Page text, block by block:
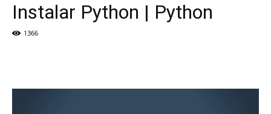
Instalar Python | Python
1366